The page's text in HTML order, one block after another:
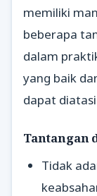
memiliki
beberapa
dalam
yang baik
dapat
Tantangan
Tidak